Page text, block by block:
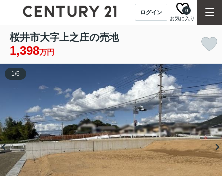
ログイン
お気に入り
0
桜井市大字上之庄の売地
1,398万円
1/6